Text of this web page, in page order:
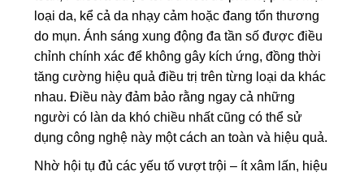
loại da, kể cả da nhạy cảm hoặc đang tổn thương
do mụn. Ánh sáng xung động đa tần số được điều
chỉnh chính xác để không gây kích ứng, đồng thời
tăng cường hiệu quả điều trị trên từng loại da khác
nhau. Điều này đảm bảo rằng ngay cả những
người có làn da khó chiều nhất cũng có thể sử
dụng công nghệ này một cách an toàn và hiệu quả.
Nhờ hội tụ đủ các yếu tố vượt trội – ít xâm lấn, hiệu